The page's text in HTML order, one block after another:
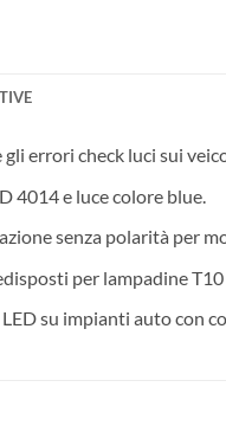
errori check luci sui
4014 e luce colore blue.
senza polarità per
per lampadine T10
su impianti auto con